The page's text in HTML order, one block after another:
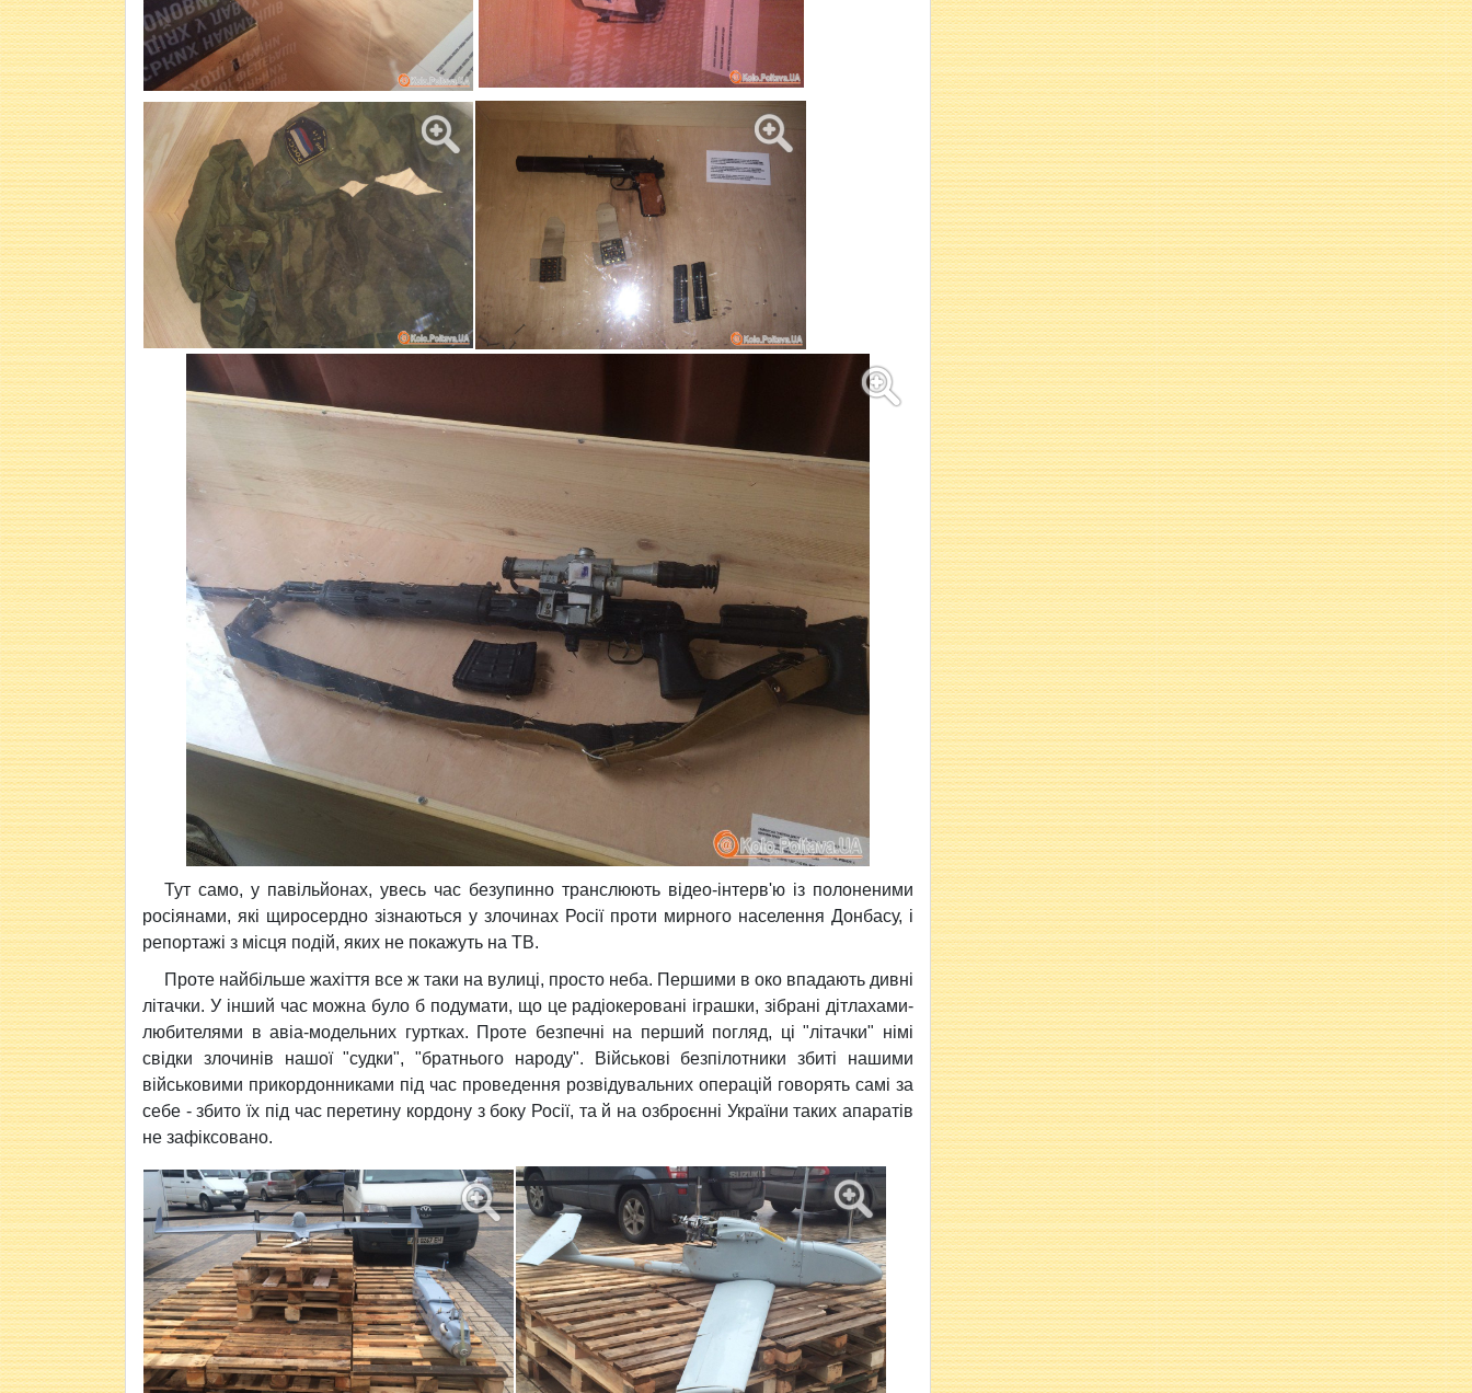
Тут само, у павільйонах, увесь час безупинно транслюють відео-інтерв'ю із полоненими
росіянами, які щиросердно зізнаються у злочинах Росії проти мирного населення Донбасу, і
репортажі з місця подій, яких не покажуть на ТВ.
Проте найбільше жахіття все ж таки на вулиці, просто неба. Першими в око впадають дивні
літачки. У інший час можна було б подумати, що це радіокеровані іграшки, зібрані дітлахами-
любителями в авіа-модельних гуртках. Проте безпечні на перший погляд, ці "літачки" німі
свідки злочинів нашої "судки", "братнього народу". Військові безпілотники збиті нашими
військовими прикордонниками під час проведення розвідувальних операцій говорять самі за
себе - збито їх під час перетину кордону з боку Росії, та й на озброєнні України таких апаратів
не зафіксовано.